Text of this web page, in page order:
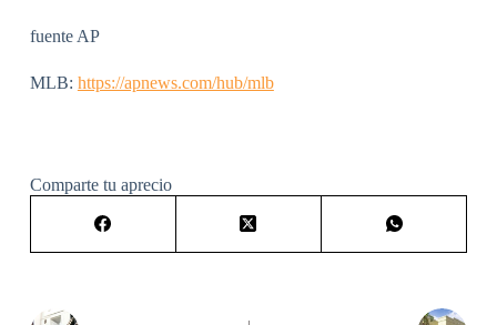
fuente AP
MLB: https://apnews.com/hub/mlb
Comparte tu aprecio